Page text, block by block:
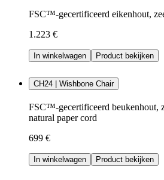
FSC™-gecertificeerd eikenhout,
1.223 €
In winkelwagen Product bekijken
CH24 | Wishbone Chair
FSC™-gecertificeerd beukenhout,
natural paper cord
699 €
In winkelwagen Product bekijken